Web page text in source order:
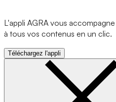
L'appli AGRA vous
à tous vos contenus en un clic.
Téléchargez l'appli